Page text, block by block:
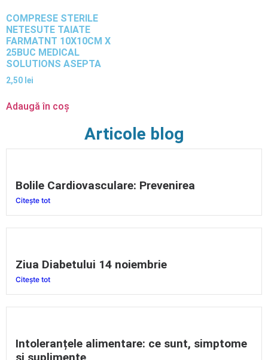
COMPRESE STERILE
NETESUTE TAIATE
FARMATNT 10X10CM X
25BUC MEDICAL
SOLUTIONS ASEPTA
2,50 lei
Adaugă în coș
Articole blog
Bolile Cardiovasculare: Prevenirea
Citește tot
Ziua Diabetului 14 noiembrie
Citește tot
Intoleranțele alimentare: ce sunt, simptome